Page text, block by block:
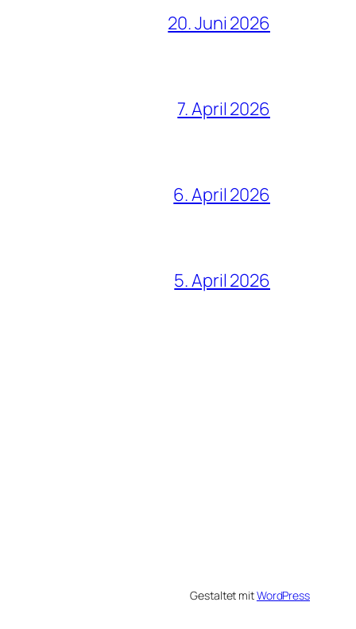
20. Juni 2026
7. April 2026
6. April 2026
5. April 2026
Gestaltet mitWordPress